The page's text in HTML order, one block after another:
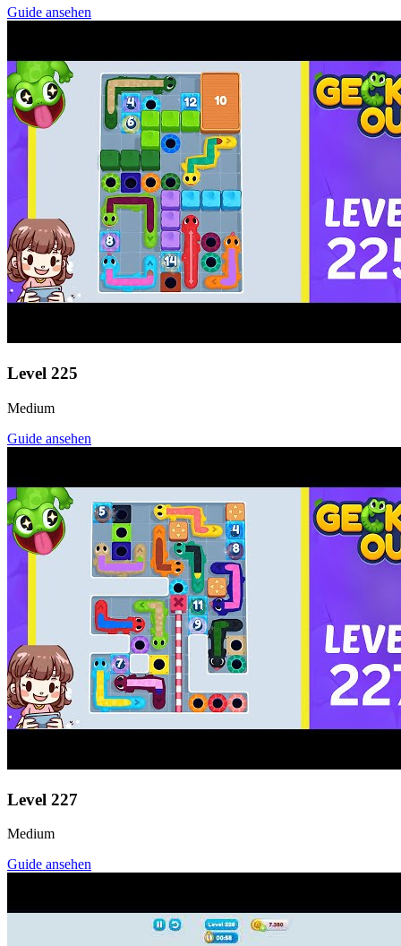
Guide ansehen
Level 225
Medium
Guide ansehen
Level 227
Medium
Guide ansehen